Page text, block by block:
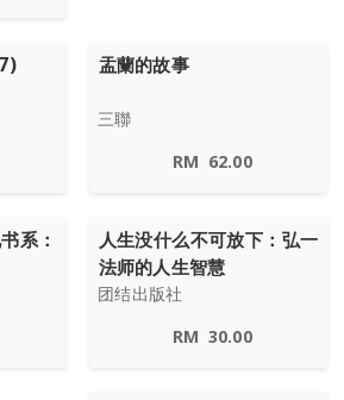
盂蘭的故事
三聯
RM 62.00
系：
人生没什么不可放下：弘一
法师的人生智慧
团结出版社
RM 30.00